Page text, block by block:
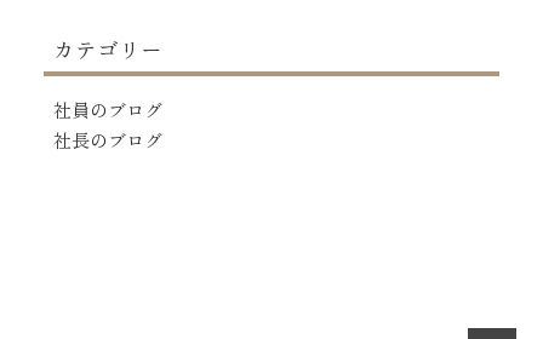
カテゴリー
社員のブログ
社長のブログ